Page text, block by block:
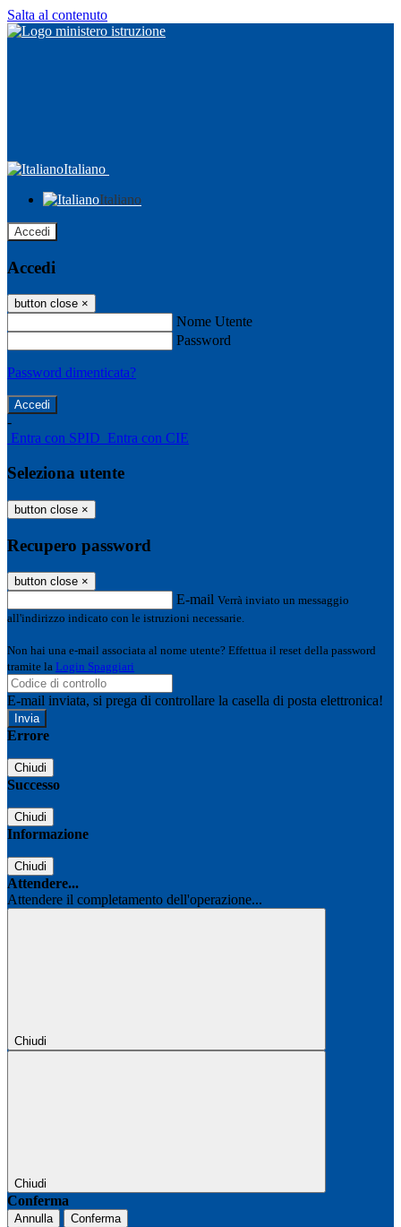
Salta al contenuto
Italiano
Italiano
Accedi
Accedi
button close ×
Nome Utente
Password
Password dimenticata?
-
Entra con SPID Entra con CIE
Seleziona utente
button close ×
Recupero password
button close ×
E-mail Verrà inviato un messaggio
all'indirizzo indicato con le istruzioni necessarie.
Non hai una e-mail associata al nome utente? Effettua il reset della password
tramite la Login Spaggiari
E-mail inviata, si prega di controllare la casella di posta elettronica!
Errore
Chiudi
Successo
Chiudi
Informazione
Chiudi
Attendere...
Attendere il completamento dell'operazione...
Chiudi
Chiudi
Conferma
Annulla Conferma